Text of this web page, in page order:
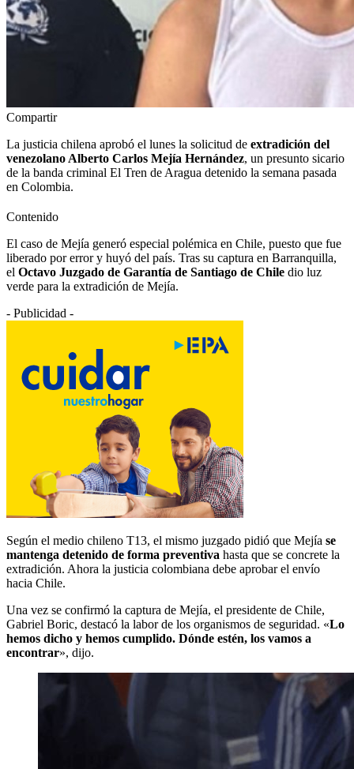
Compartir
La justicia chilena aprobó el lunes la solicitud de extradición del
venezolano Alberto Carlos Mejía Hernández, un presunto sicario
de la banda criminal El Tren de Aragua detenido la semana pasada
en Colombia.
Contenido
El caso de Mejía generó especial polémica en Chile, puesto que fue
liberado por error y huyó del país. Tras su captura en Barranquilla,
el Octavo Juzgado de Garantía de Santiago de Chile dio luz
verde para la extradición de Mejía.
- Publicidad -
Según el medio chileno T13, el mismo juzgado pidió que Mejía se
mantenga detenido de forma preventiva hasta que se concrete la
extradición. Ahora la justicia colombiana debe aprobar el envío
hacia Chile.
Una vez se confirmó la captura de Mejía, el presidente de Chile,
Gabriel Boric, destacó la labor de los organismos de seguridad. «Lo
hemos dicho y hemos cumplido. Dónde estén, los vamos a
encontrar», dijo.